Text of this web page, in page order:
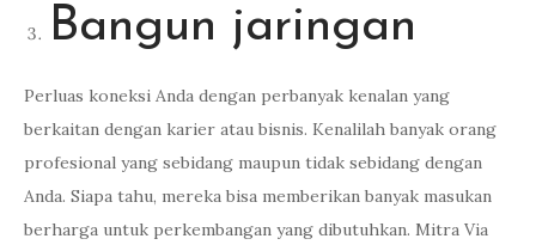
Bangun jaringan
Perluas koneksi Anda dengan perbanyak kenalan yang
berkaitan dengan karier atau bisnis. Kenalilah banyak orang
profesional yang sebidang maupun tidak sebidang dengan
Anda. Siapa tahu, mereka bisa memberikan banyak masukan
berharga untuk perkembangan yang dibutuhkan. Mitra Via